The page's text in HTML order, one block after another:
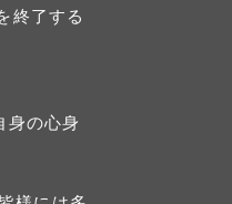
終了する
身の心身